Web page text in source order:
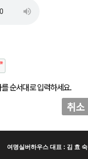
순서대로 입력하세요.
취소
여명실버하우스 대표 : 김 효 숙